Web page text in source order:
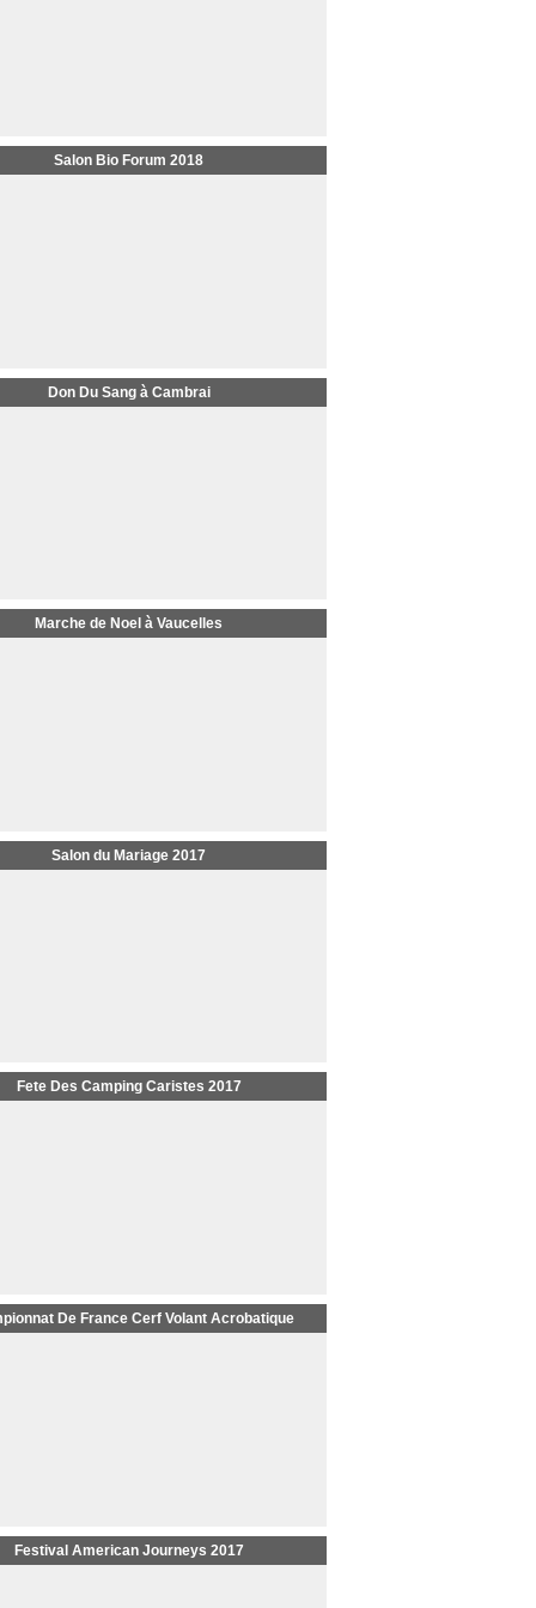
Salon Bio Forum 2018
Don Du Sang à Cambrai
Marche de Noel à Vaucelles
Salon du Mariage 2017
Fete Des Camping Caristes 2017
De France Cerf Volant Acrobatique
Festival American Journeys 2017